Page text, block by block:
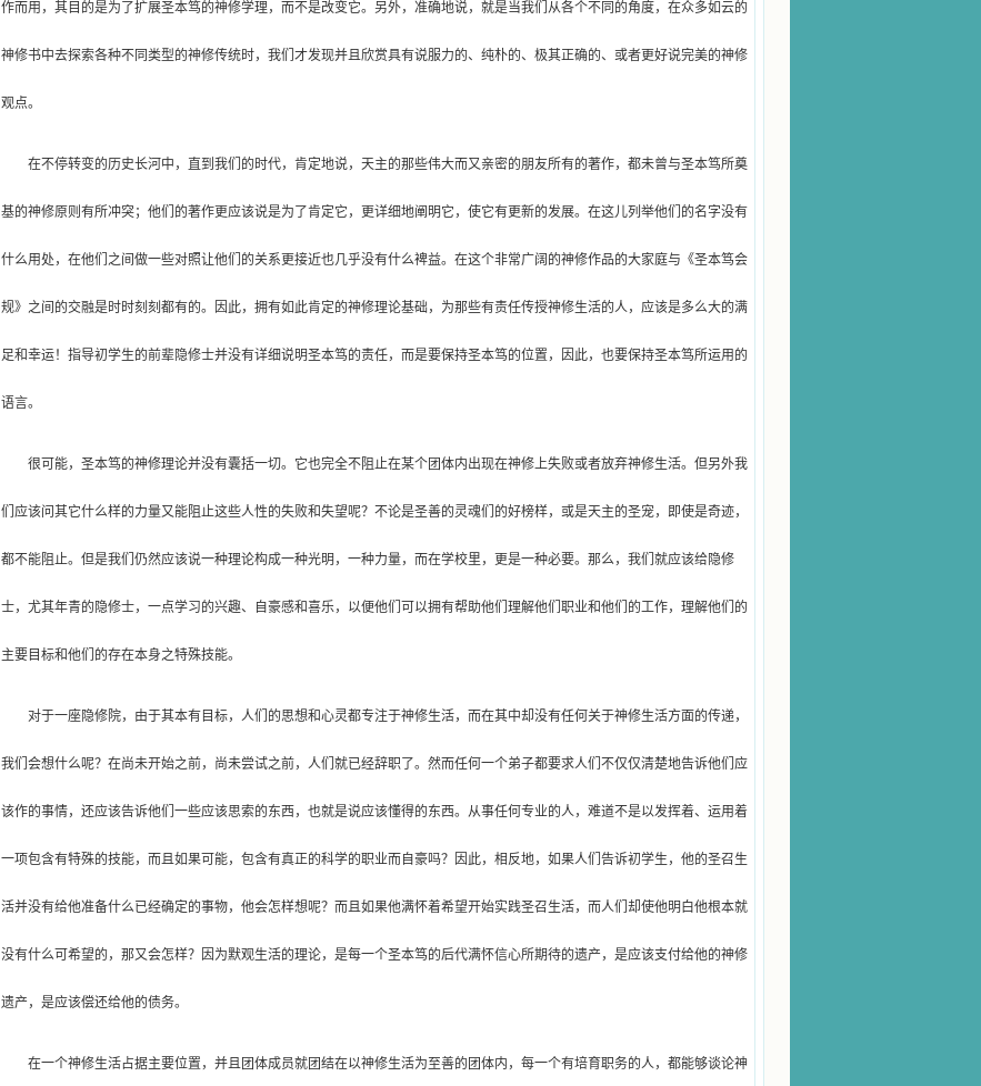
作而用，其目的是为了扩展圣本笃的神修学理，而不是改变它。另外，准确地说，就是当我们从各个不同的角度，在众多如云的
神修书中去探索各种不同类型的神修传统时，我们才发现并且欣赏具有说服力的、纯朴的、极其正确的、或者更好说完美的神修
观点。
在不停转变的历史长河中，直到我们的时代，肯定地说，天主的那些伟大而又亲密的朋友所有的著作，都未曾与圣本笃所奠
基的神修原则有所冲突；他们的著作更应该说是为了肯定它，更详细地阐明它，使它有更新的发展。在这儿列举他们的名字没有
什么用处，在他们之间做一些对照让他们的关系更接近也几乎没有什么裨益。在这个非常广阔的神修作品的大家庭与《圣本笃会
规》之间的交融是时时刻刻都有的。因此，拥有如此肯定的神修理论基础，为那些有责任传授神修生活的人，应该是多么大的满
足和幸运！指导初学生的前辈隐修士并没有详细说明圣本笃的责任，而是要保持圣本笃的位置，因此，也要保持圣本笃所运用的
语言。
很可能，圣本笃的神修理论并没有囊括一切。它也完全不阻止在某个团体内出现在神修上失败或者放弃神修生活。但另外我
们应该问其它什么样的力量又能阻止这些人性的失败和失望呢？不论是圣善的灵魂们的好榜样，或是天主的圣宠，即使是奇迹，
都不能阻止。但是我们仍然应该说一种理论构成一种光明，一种力量，而在学校里，更是一种必要。那么，我们就应该给隐修
士，尤其年青的隐修士，一点学习的兴趣、自豪感和喜乐，以便他们可以拥有帮助他们理解他们职业和他们的工作，理解他们的
主要目标和他们的存在本身之特殊技能。
对于一座隐修院，由于其本有目标，人们的思想和心灵都专注于神修生活，而在其中却没有任何关于神修生活方面的传递，
我们会想什么呢？在尚未开始之前，尚未尝试之前，人们就已经辞职了。然而任何一个弟子都要求人们不仅仅清楚地告诉他们应
该作的事情，还应该告诉他们一些应该思索的东西，也就是说应该懂得的东西。从事任何专业的人，难道不是以发挥着、运用着
一项包含有特殊的技能，而且如果可能，包含有真正的科学的职业而自豪吗？因此，相反地，如果人们告诉初学生，他的圣召生
活并没有给他准备什么已经确定的事物，他会怎样想呢？而且如果他满怀着希望开始实践圣召生活，而人们却使他明白他根本就
没有什么可希望的，那又会怎样？因为默观生活的理论，是每一个圣本笃的后代满怀信心所期待的遗产，是应该支付给他的神修
遗产，是应该偿还给他的债务。
在一个神修生活占据主要位置，并且团体成员就团结在以神修生活为至善的团体内，每一个有培育职务的人，都能够谈论神